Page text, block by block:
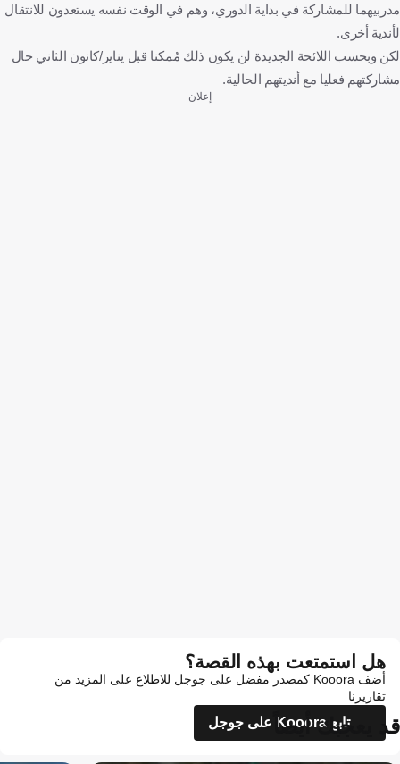
مدربيهما للمشاركة في بداية الدوري، وهم في الوقت نفسه يستعدون للانتقال
لأندية أخرى.
لكن وبحسب اللائحة الجديدة لن يكون ذلك مُمكنا قبل يناير/كانون الثاني حال
مشاركتهم فعليا مع أنديتهم الحالية.
إعلان
هل استمتعت بهذه القصة؟
أضف Kooora كمصدر مفضل على جوجل للاطلاع على المزيد من
تقاريرنا
تابع Kooora على جوجل
قد يعجبك أيضاً